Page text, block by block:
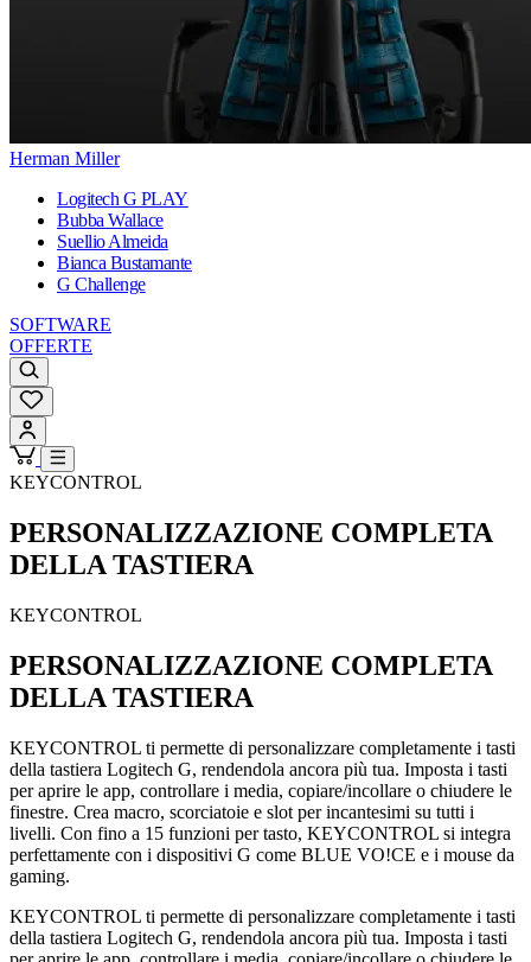
Herman Miller
Logitech G PLAY
Bubba Wallace
Suellio Almeida
Bianca Bustamante
G Challenge
SOFTWARE
OFFERTE
KEYCONTROL
PERSONALIZZAZIONE COMPLETA
DELLA TASTIERA
KEYCONTROL
PERSONALIZZAZIONE COMPLETA
DELLA TASTIERA
KEYCONTROL ti permette di personalizzare completamente i tasti
della tastiera Logitech G, rendendola ancora più tua. Imposta i tasti
per aprire le app, controllare i media, copiare/incollare o chiudere le
finestre. Crea macro, scorciatoie e slot per incantesimi su tutti i
livelli. Con fino a 15 funzioni per tasto, KEYCONTROL si integra
perfettamente con i dispositivi G come BLUE VO!CE e i mouse da
gaming.
KEYCONTROL ti permette di personalizzare completamente i tasti
della tastiera Logitech G, rendendola ancora più tua. Imposta i tasti